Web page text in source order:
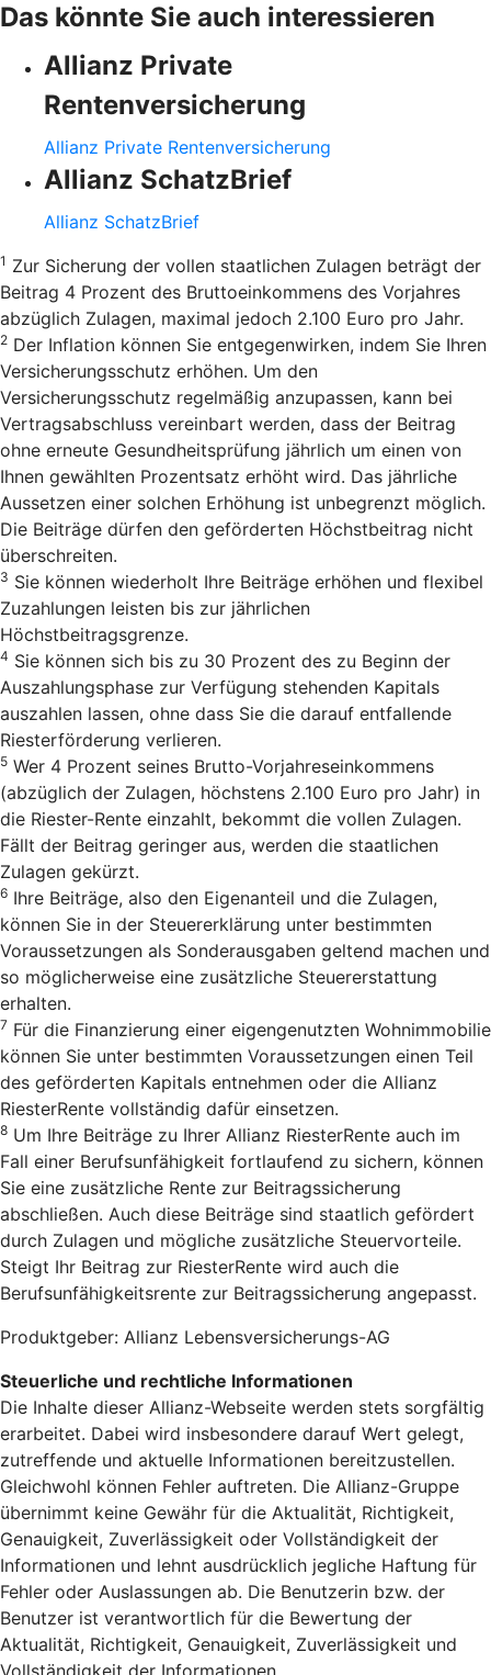
Das könnte Sie auch interessieren
Allianz Private
Rentenversicherung
Allianz Private Rentenversicherung
Allianz SchatzBrief
Allianz SchatzBrief
1 Zur Sicherung der vollen staatlichen Zulagen beträgt der
Beitrag 4 Prozent des Bruttoeinkommens des Vorjahres
abzüglich Zulagen, maximal jedoch 2.100 Euro pro Jahr.
2 Der Inflation können Sie entgegenwirken, indem Sie Ihren
Versicherungsschutz erhöhen. Um den
Versicherungsschutz regelmäßig anzupassen, kann bei
Vertragsabschluss vereinbart werden, dass der Beitrag
ohne erneute Gesundheitsprüfung jährlich um einen von
Ihnen gewählten Prozentsatz erhöht wird. Das jährliche
Aussetzen einer solchen Erhöhung ist unbegrenzt möglich.
Die Beiträge dürfen den geförderten Höchstbeitrag nicht
überschreiten.
3 Sie können wiederholt Ihre Beiträge erhöhen und flexibel
Zuzahlungen leisten bis zur jährlichen
Höchstbeitragsgrenze.
4 Sie können sich bis zu 30 Prozent des zu Beginn der
Auszahlungsphase zur Verfügung stehenden Kapitals
auszahlen lassen, ohne dass Sie die darauf entfallende
Riesterförderung verlieren.
5 Wer 4 Prozent seines Brutto-Vorjahreseinkommens
(abzüglich der Zulagen, höchstens 2.100 Euro pro Jahr) in
die Riester-Rente einzahlt, bekommt die vollen Zulagen.
Fällt der Beitrag geringer aus, werden die staatlichen
Zulagen gekürzt.
6 Ihre Beiträge, also den Eigenanteil und die Zulagen,
können Sie in der Steuererklärung unter bestimmten
Voraussetzungen als Sonderausgaben geltend machen und
so möglicherweise eine zusätzliche Steuererstattung
erhalten.
7 Für die Finanzierung einer eigengenutzten Wohnimmobilie
können Sie unter bestimmten Voraussetzungen einen Teil
des geförderten Kapitals entnehmen oder die Allianz
RiesterRente vollständig dafür einsetzen.
8 Um Ihre Beiträge zu Ihrer Allianz RiesterRente auch im
Fall einer Berufsunfähigkeit fortlaufend zu sichern, können
Sie eine zusätzliche Rente zur Beitragssicherung
abschließen. Auch diese Beiträge sind staatlich gefördert
durch Zulagen und mögliche zusätzliche Steuervorteile.
Steigt Ihr Beitrag zur RiesterRente wird auch die
Berufsunfähigkeitsrente zur Beitragssicherung angepasst.
Produktgeber: Allianz Lebensversicherungs-AG
Steuerliche und rechtliche Informationen
Die Inhalte dieser Allianz-Webseite werden stets sorgfältig
erarbeitet. Dabei wird insbesondere darauf Wert gelegt,
zutreffende und aktuelle Informationen bereitzustellen.
Gleichwohl können Fehler auftreten. Die Allianz-Gruppe
übernimmt keine Gewähr für die Aktualität, Richtigkeit,
Genauigkeit, Zuverlässigkeit oder Vollständigkeit der
Informationen und lehnt ausdrücklich jegliche Haftung für
Fehler oder Auslassungen ab. Die Benutzerin bzw. der
Benutzer ist verantwortlich für die Bewertung der
Aktualität, Richtigkeit, Genauigkeit, Zuverlässigkeit und